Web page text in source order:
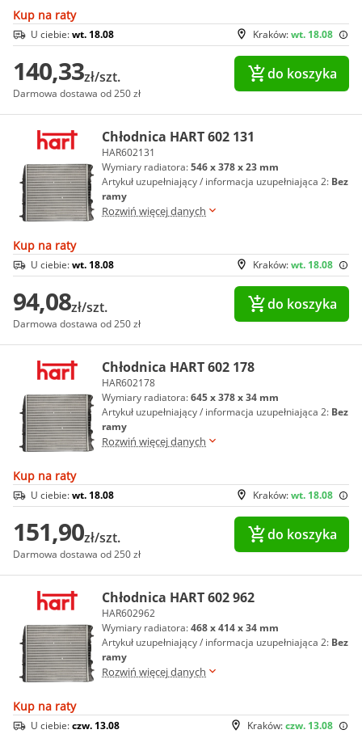
Kup na raty
Kraków:wt. 18.08
U ciebie:wt. 18.08
140,33zł/szt.
Darmowa dostawa od 250 zł
do koszyka
Chłodnica HART 602 131
HAR602131
Wymiary radiatora:546 x 378 x 23 mm
Artykuł uzupełniający / informacja uzupełniająca 2: Bez
ramy
Rozwiń więcej danych
Kup na raty
Kraków:wt. 18.08
U ciebie:wt. 18.08
94,08zł/szt.
Darmowa dostawa od 250 zł
do koszyka
Chłodnica HART 602 178
HAR602178
Wymiary radiatora:645 x 378 x 34 mm
Artykuł uzupełniający / informacja uzupełniająca 2: Bez
ramy
Rozwiń więcej danych
Kup na raty
Kraków:wt. 18.08
U ciebie:wt. 18.08
151,90zł/szt.
Darmowa dostawa od 250 zł
do koszyka
Chłodnica HART 602 962
HAR602962
Wymiary radiatora:468 x 414 x 34 mm
Artykuł uzupełniający / informacja uzupełniająca 2: Bez
ramy
Rozwiń więcej danych
Kup na raty
Kraków:czw. 13.08
U ciebie:czw. 13.08